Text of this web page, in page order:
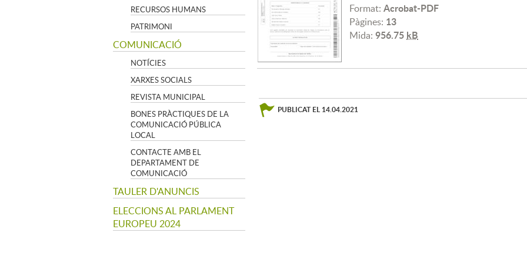
RECURSOS HUMANS
PATRIMONI
COMUNICACIÓ
NOTÍCIES
XARXES SOCIALS
REVISTA MUNICIPAL
BONES PRÀCTIQUES DE LA
COMUNICACIÓ PÚBLICA
LOCAL
CONTACTE AMB EL
DEPARTAMENT DE
COMUNICACIÓ
TAULER D'ANUNCIS
ELECCIONS AL PARLAMENT
EUROPEU 2024
Format: Acrobat-PDF
Pàgines: 13
Mida: 956.75 kB
PUBLICAT EL 14.04.2021